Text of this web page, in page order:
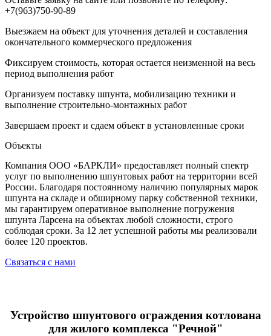
+7(963)750-90-89
Выезжаем на объект для уточнения деталей и составления
окончательного коммерческого предложения
Фиксируем стоимость, которая остается неизменной на весь
период выполнения работ
Организуем поставку шпунта, мобилизацию техники и
выполнение строительно-монтажных работ
Завершаем проект и сдаем объект в установленные сроки
Объекты
Компания ООО «БАРКЛИ» предоставляет полный спектр
услуг по выполнению шпунтовых работ на территории всей
России. Благодаря постоянному наличию популярных марок
шпунта на складе и обширному парку собственной техники,
мы гарантируем оперативное выполнение погружения
шпунта Ларсена на объектах любой сложности, строго
соблюдая сроки. За 12 лет успешной работы мы реализовали
более 120 проектов.
Связаться с нами
Устройство шпунтового ограждения котлована
для жилого комплекса "Речной"